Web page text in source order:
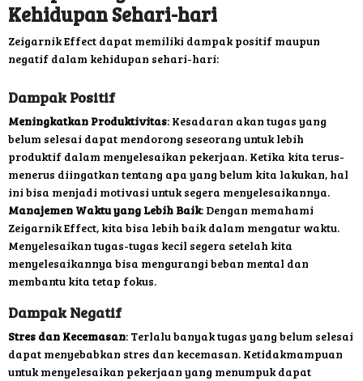
Kehidupan Sehari-hari
Zeigarnik Effect dapat memiliki dampak positif maupun
negatif dalam kehidupan sehari-hari:
Dampak Positif
Meningkatkan Produktivitas: Kesadaran akan tugas yang
belum selesai dapat mendorong seseorang untuk lebih
produktif dalam menyelesaikan pekerjaan. Ketika kita terus-
menerus diingatkan tentang apa yang belum kita lakukan, hal
ini bisa menjadi motivasi untuk segera menyelesaikannya.
Manajemen Waktu yang Lebih Baik: Dengan memahami
Zeigarnik Effect, kita bisa lebih baik dalam mengatur waktu.
Menyelesaikan tugas-tugas kecil segera setelah kita
menyelesaikannya bisa mengurangi beban mental dan
membantu kita tetap fokus.
Dampak Negatif
Stres dan Kecemasan: Terlalu banyak tugas yang belum selesai
dapat menyebabkan stres dan kecemasan. Ketidakmampuan
untuk menyelesaikan pekerjaan yang menumpuk dapat